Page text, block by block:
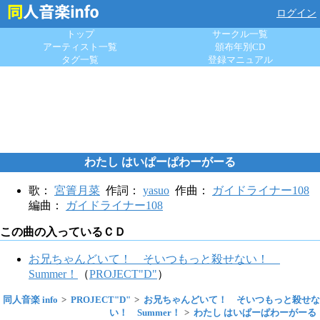
ログイン
トップ
サークル一覧
アーティスト一覧
頒布年別CD
タグ一覧
登録マニュアル
わたし はいぱーぱわーがーる
歌： 宮簀月菜 作詞： yasuo 作曲：
ガイドライナー108
編曲：
ガイドライナー108
この曲の入っているＣＤ
お兄ちゃんどいて！ そいつもっと殺せない！
Summer！
（PROJECT"D"）
同人音楽 info PROJECT"D"
お兄ちゃんどいて！ そいつもっと殺せな
い！ Summer！
わたし はいぱーぱわーがーる